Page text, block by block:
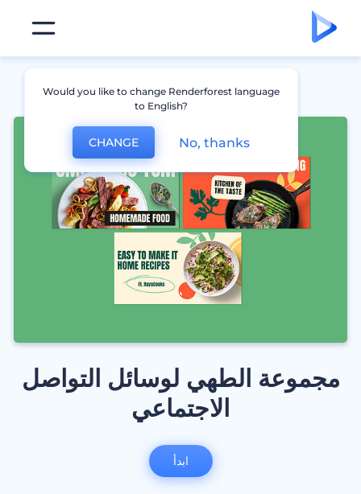
مجموعة الطهي لوسائل التواصل
الاجتماعي
ابدأ
Would you like to change Renderforest language
to English?
CHANGE No, thanks